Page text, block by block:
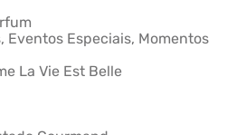
Eventos Especiais, Momentos
La Vie Est Belle